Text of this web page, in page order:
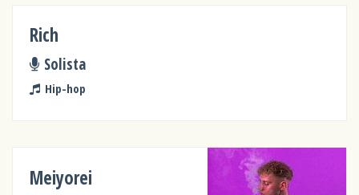
Rich
Solista
Hip-hop
Meiyorei